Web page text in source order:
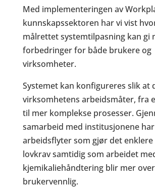
Med implementeringen av
kunnskapssektoren har vi vist
målrettet systemtilpasning kan gi
forbedringer for både brukere og
virksomheter.
Systemet kan konfigureres slik at
virksomhetens arbeidsmåter, fra
til mer komplekse prosesser.
samarbeid med institusjonene
arbeidsflyter som gjør det enklere
lovkrav samtidig som arbeidet
kjemikaliehåndtering blir mer
brukervennlig.